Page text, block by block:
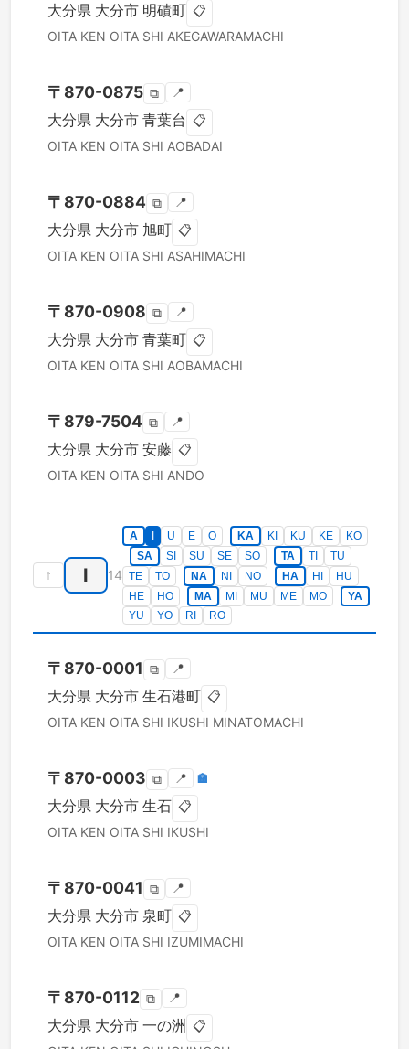
大分県 大分市 明磧町 📋
OITA KEN OITA SHI AKEGAWARAMACHI
〒 870-0875 ⧉ 📍
大分県 大分市 青葉台 📋
OITA KEN OITA SHI AOBADAI
〒 870-0884 ⧉ 📍
大分県 大分市 旭町 📋
OITA KEN OITA SHI ASAHIMACHI
〒 870-0908 ⧉ 📍
大分県 大分市 青葉町 📋
OITA KEN OITA SHI AOBAMACHI
〒 879-7504 ⧉ 📍
大分県 大分市 安藤 📋
OITA KEN OITA SHI ANDO
↑ I 14
A U E O KA KI KU KE
KO
SA
SI SU SE SO TA TI
TU
TE
TO NA NI NO HA HI
HU
HE
HO MA MI MU ME MO
YA
YU
YO RI RO
〒 870-0001 ⧉ 📍
大分県 大分市 生石港町 📋
OITA KEN OITA SHI IKUSHI MINATOMACHI
〒 870-0003 ⧉ 📍 🏣
大分県 大分市 生石 📋
OITA KEN OITA SHI IKUSHI
〒 870-0041 ⧉ 📍
大分県 大分市 泉町 📋
OITA KEN OITA SHI IZUMIMACHI
〒 870-0112 ⧉ 📍
大分県 大分市 一の洲 📋